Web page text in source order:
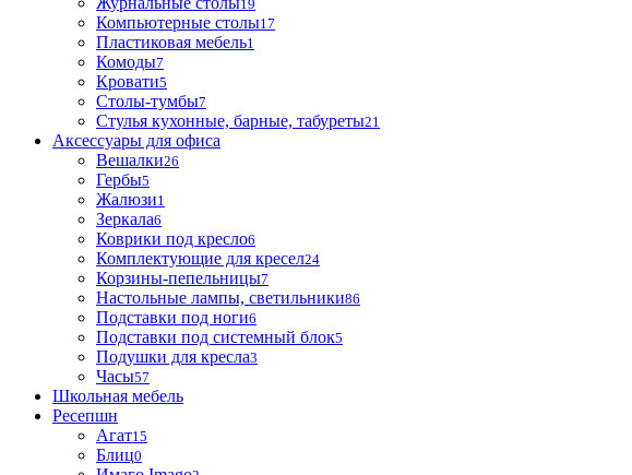
19
Компьютерные столы17
Пластиковая мебель1
Комоды7
Кровати5
Столы-тумбы7
Стулья кухонные, барные, табуреты21
Аксессуары для офиса
Вешалки26
Гербы5
Жалюзи1
Зеркала6
Коврики под кресло6
Комплектующие для кресел24
Корзины-пепельницы7
Настольные лампы, светильники86
Подставки под ноги6
Подставки под системный блок5
Подушки для кресла3
Часы57
Школьная мебель
Ресепшн
Агат15
Блиц0